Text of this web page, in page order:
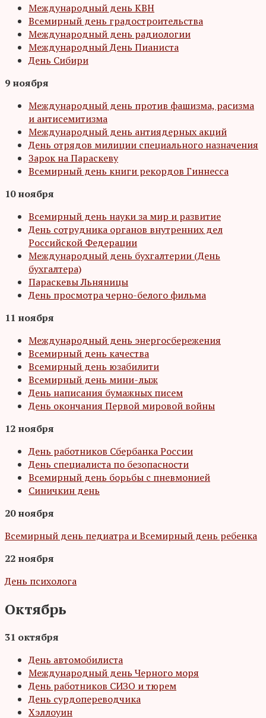
Международный день КВН
Всемирный день градостроительства
Международный день радиологии
Международный День Пианиста
День Сибири
9 ноября
Международный день против фашизма, расизма
и антисемитизма
Международный день антиядерных акций
День отрядов милиции специального назначения
Зарок на Параскеву
Всемирный день книги рекордов Гиннесса
10 ноября
Всемирный день науки за мир и развитие
День сотрудника органов внутренних дел
Российской Федерации
Международный день бухгалтерии (День
бухгалтера)
Параскевы Льняницы
День просмотра черно-белого фильма
11 ноября
Международный день энергосбережения
Всемирный день качества
Всемирный день юзабилити
Всемирный день мини-лыж
День написания бумажных писем
День окончания Первой мировой войны
12 ноября
День работников Сбербанка России
День специалиста по безопасности
Всемирный день борьбы с пневмонией
Синичкин день
20 ноября
Всемирный день педиатра и Всемирный день ребенка
22 ноября
День психолога
Октябрь
31 октября
День автомобилиста
Международный день Черного моря
День работников СИЗО и тюрем
День сурдопереводчика
Хэллоуин